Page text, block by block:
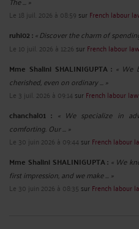
Le 18 juil. 2026 à 08:59 sur French labour
ruhi02 :« Discover the charm of
Le 10 juil. 2026 à 12:26 sur French labour
Mme Shalini SHALINIGUPTA : « We
cherished, even on ordinary ... »
Le 3 juil. 2026 à 09:14 sur French labour
chanchal01 : « We specialize in
comforting. Our ... »
Le 30 juin 2026 à 09:44 sur French labour
Mme Shalini SHALINIGUPTA : « We
first impression, and we make ... »
Le 30 juin 2026 à 08:35 sur French labour